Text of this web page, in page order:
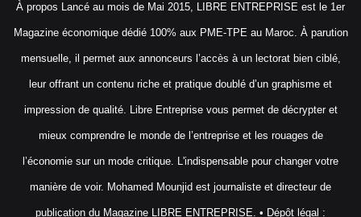
À propos Lancé au mois de Mai 2015, LIBRE ENTREPRISE est le 1er
Magazine économique dédié 100% aux PME-TPE au Maroc. À parution
mensuelle, il permet aux annonceurs l’accès à un lectorat bien ciblé,
leur offrant un contenu riche et pratique doublé d’un graphisme et
impression de qualité. Libre Entreprise vous permet de décrypter et
mieux comprendre le monde de l’entreprise et les rouages de
l’économie sur un mode critique. L'indispensable pour changer votre
manière de voir. Mohamed Mounjid est journaliste et directeur de
publication du Magazine LIBRE ENTREPRISE. • Dépôt légal :